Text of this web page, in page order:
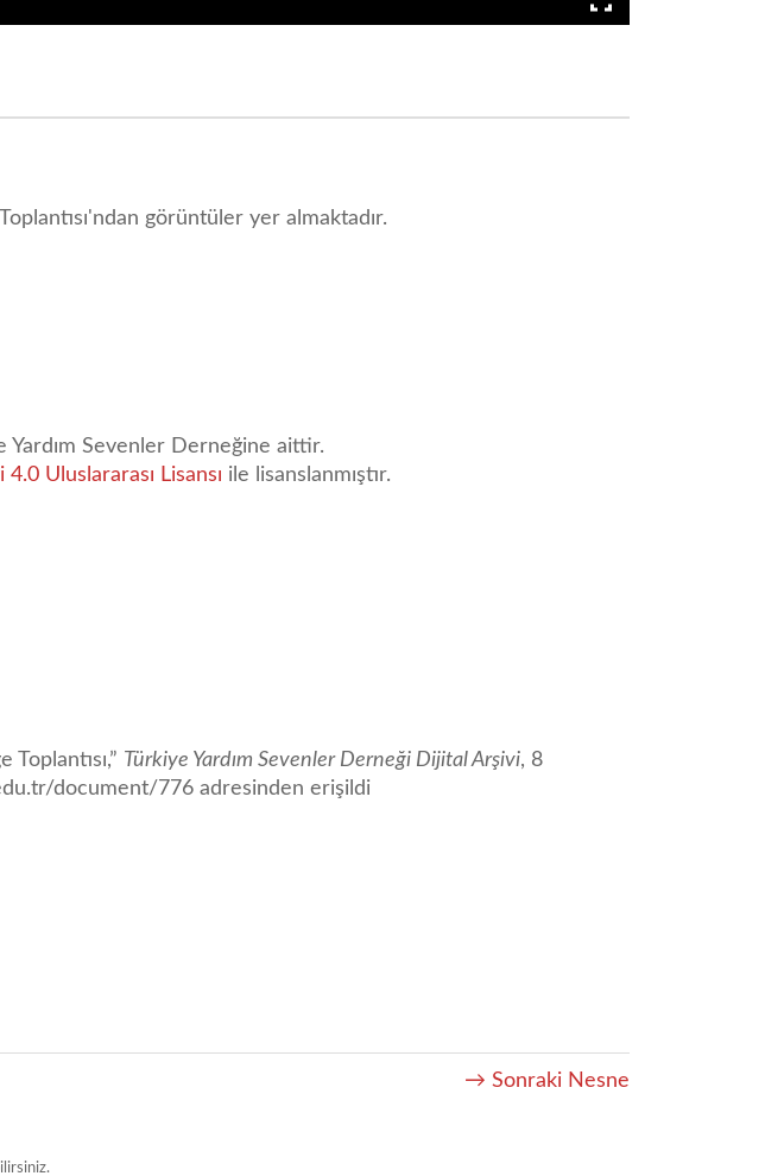
görüntüler yer almaktadır.
Yardım Sevenler Derneğine aittir.
Uluslararası Lisansı ile lisanslanmıştır.
Türkiye Yardım Sevenler Derneği Dijital Arşivi, 8
document/776 adresinden erişildi
→ Sonraki Nesne